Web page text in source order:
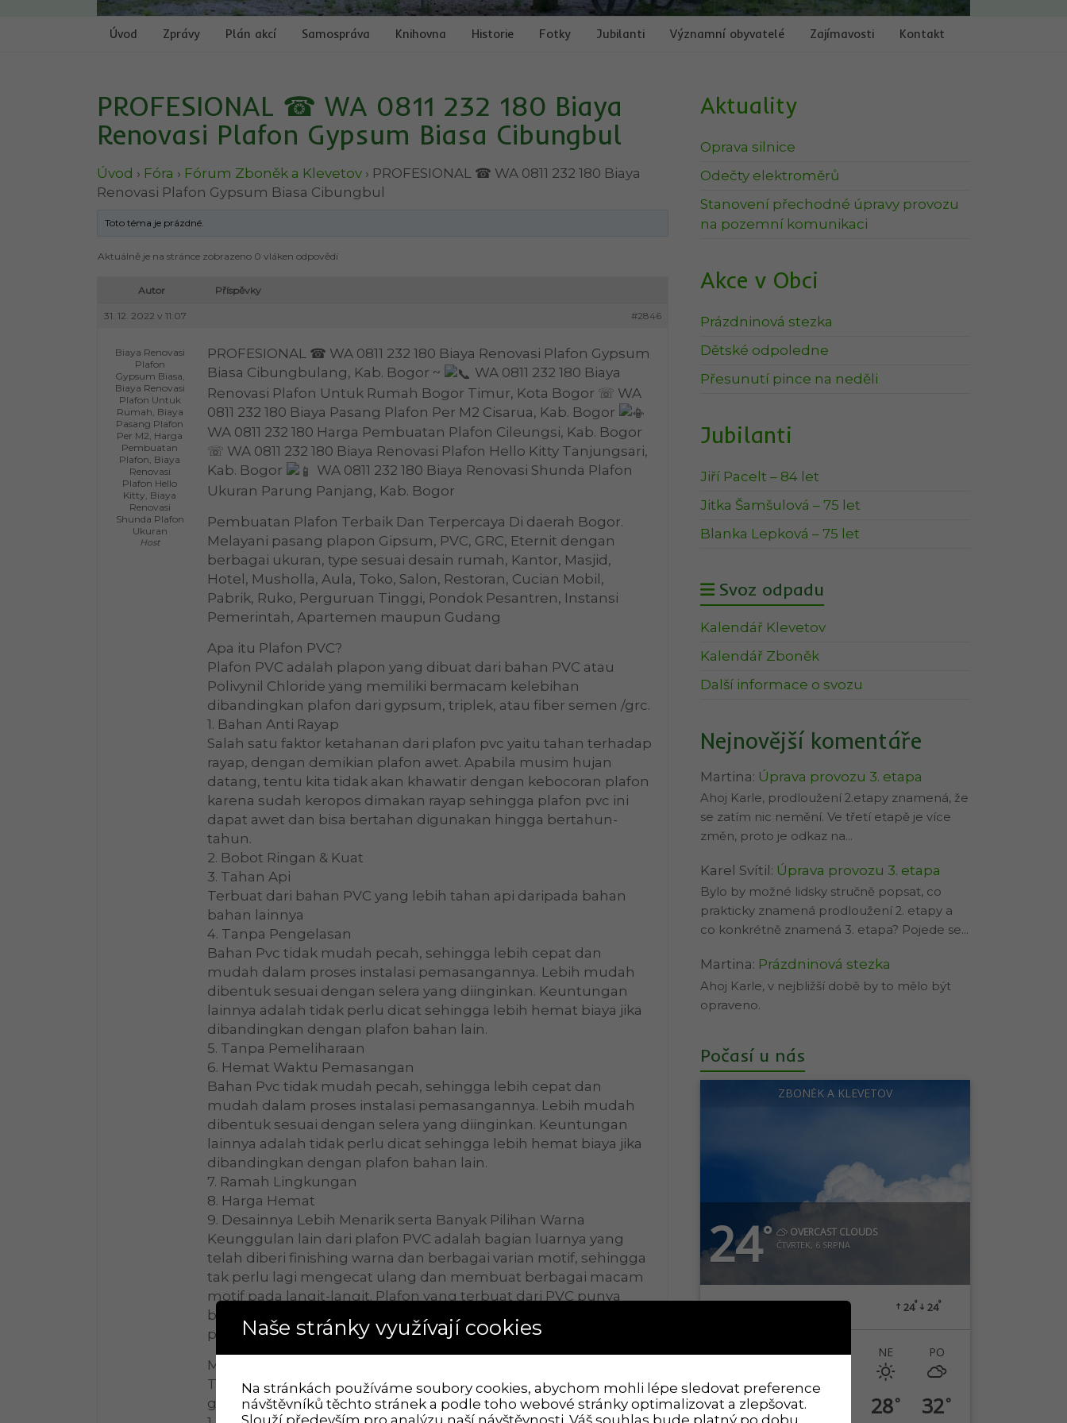
Úvod Zprávy Plán akcí Samospráva Knihovna Historie Fotky Jubilanti Významní obyvatelé Zajímavosti Kontakt
PROFESIONAL ☎ WA 0811 232 180 Biaya
Renovasi Plafon Gypsum Biasa Cibungbul
Úvod › Fóra › Fórum Zboněk a Klevetov › PROFESIONAL ☎ WA 0811 232 180 Biaya
Renovasi Plafon Gypsum Biasa Cibungbul
Toto téma je prázdné.
Aktuálně je na stránce zobrazeno 0 vláken odpovědí
Autor Příspěvky
31. 12. 2022 v 11:07 #2846
Biaya Renovasi
Plafon
Gypsum Biasa,
Biaya Renovasi
Plafon Untuk
Rumah, Biaya
Pasang Plafon
Per M2, Harga
Pembuatan
Plafon, Biaya
Renovasi
Plafon Hello
Kitty, Biaya
Renovasi
Shunda Plafon
Ukuran
Host
PROFESIONAL ☎ WA 0811 232 180 Biaya Renovasi Plafon Gypsum
Biasa Cibungbulang, Kab. Bogor ~
WA 0811 232 180 Biaya
Renovasi Plafon Untuk Rumah Bogor Timur, Kota Bogor ☏ WA
0811 232 180 Biaya Pasang Plafon Per M2 Cisarua, Kab. Bogor
WA 0811 232 180 Harga Pembuatan Plafon Cileungsi, Kab. Bogor
☏ WA 0811 232 180 Biaya Renovasi Plafon Hello Kitty Tanjungsari,
Kab. Bogor
WA 0811 232 180 Biaya Renovasi Shunda Plafon
Ukuran Parung Panjang, Kab. Bogor
Pembuatan Plafon Terbaik Dan Terpercaya Di daerah Bogor.
Melayani pasang plapon Gipsum, PVC, GRC, Eternit dengan
berbagai ukuran, type sesuai desain rumah, Kantor, Masjid,
Hotel, Musholla, Aula, Toko, Salon, Restoran, Cucian Mobil,
Pabrik, Ruko, Perguruan Tinggi, Pondok Pesantren, Instansi
Pemerintah, Apartemen maupun Gudang
Apa itu Plafon PVC?
Plafon PVC adalah plapon yang dibuat dari bahan PVC atau
Polivynil Chloride yang memiliki bermacam kelebihan
dibandingkan plafon dari gypsum, triplek, atau fiber semen /grc.
1. Bahan Anti Rayap
Salah satu faktor ketahanan dari plafon pvc yaitu tahan terhadap
rayap, dengan demikian plafon awet. Apabila musim hujan
datang, tentu kita tidak akan khawatir dengan kebocoran plafon
karena sudah keropos dimakan rayap sehingga plafon pvc ini
dapat awet dan bisa bertahan digunakan hingga bertahun-
tahun.
2. Bobot Ringan & Kuat
3. Tahan Api
Terbuat dari bahan PVC yang lebih tahan api daripada bahan
bahan lainnya
4. Tanpa Pengelasan
Bahan Pvc tidak mudah pecah, sehingga lebih cepat dan
mudah dalam proses instalasi pemasangannya. Lebih mudah
dibentuk sesuai dengan selera yang diinginkan. Keuntungan
lainnya adalah tidak perlu dicat sehingga lebih hemat biaya jika
dibandingkan dengan plafon bahan lain.
5. Tanpa Pemeliharaan
6. Hemat Waktu Pemasangan
Bahan Pvc tidak mudah pecah, sehingga lebih cepat dan
mudah dalam proses instalasi pemasangannya. Lebih mudah
dibentuk sesuai dengan selera yang diinginkan. Keuntungan
lainnya adalah tidak perlu dicat sehingga lebih hemat biaya jika
dibandingkan dengan plafon bahan lain.
7. Ramah Lingkungan
8. Harga Hemat
9. Desainnya Lebih Menarik serta Banyak Pilihan Warna
Keunggulan lain dari plafon PVC adalah bagian luarnya yang
telah diberi finishing warna dan berbagai varian motif, sehingga
tak perlu lagi mengecat ulang dan membuat berbagai macam
motif pada langit-langit. Plafon yang terbuat dari PVC punya
banyak pilihan warna, corak, dan juga bentuk. Cukup pilih warna
plafon PVC yang cocok dengan desain rumah atau bangunan.
Metode pesan layanan pasang plafon PVC, Gypsum, GRC,
Tripleks, akustik daerah $namakota dan sekitarnya sangat
gampang:
Aktuality
Oprava silnice
Odečty elektroměrů
Stanovení přechodné úpravy provozu
na pozemní komunikaci
Akce v Obci
Prázdninová stezka
Dětské odpoledne
Přesunutí pince na neděli
Jubilanti
Jiří Pacelt – 84 let
Jitka Šamšulová – 75 let
Blanka Lepková – 75 let
Svoz odpadu
Kalendář Klevetov
Kalendář Zboněk
Další informace o svozu
Nejnovější komentáře
Martina: Úprava provozu 3. etapa
Ahoj Karle, prodloužení 2.etapy znamená, že
se zatím nic nemění. Ve třetí etapě je více
změn, proto je odkaz na…
Karel Svítil : Úprava provozu 3. etapa
Bylo by možné lidsky stručně popsat, co
prakticky znamená prodloužení 2. etapy a
co konkrétně znamená 3. etapa? Pojede se…
Martina: Prázdninová stezka
Ahoj Karle, v nejbližší době by to mělo být
opraveno.
Počasí u nás
ZBONĚK A KLEVETOV
24° OVERCAST CLOUDS
ČTVRTEK, 6 SRPNA
66% 24° 24°
ČT
24°
PÁ
26°
SO NE
28°
PO
32°
Naše stránky využívají cookies
Na stránkách používáme soubory cookies, abychom mohli lépe sledovat preference
návštěvníků těchto stránek a podle toho webové stránky optimalizovat a zlepšovat.
Slouží především pro analýzu naší návštěvnosti. Váš souhlas bude platný po dobu